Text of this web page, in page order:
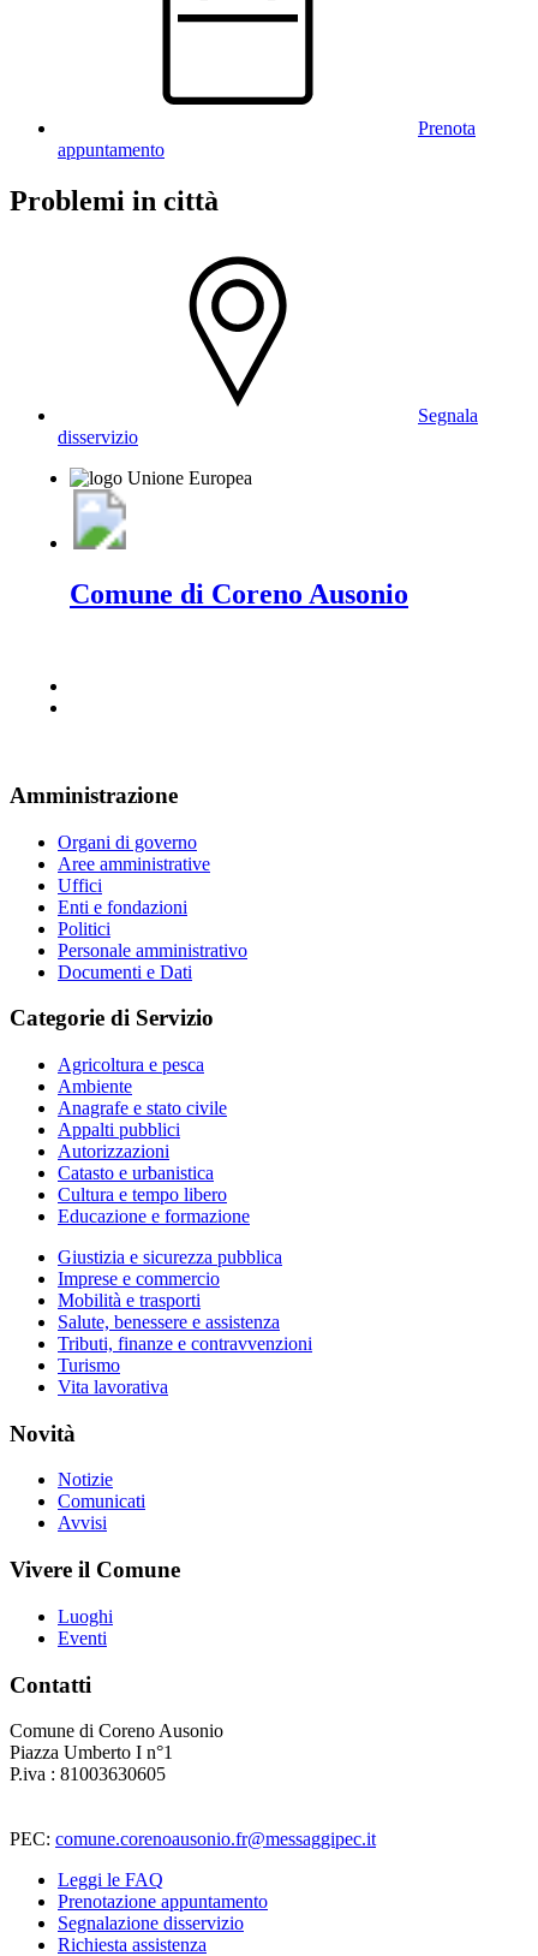
Prenota
appuntamento
Problemi in città
Segnala
disservizio
Comune di Coreno Ausonio
Amministrazione
Organi di governo
Aree amministrative
Uffici
Enti e fondazioni
Politici
Personale amministrativo
Documenti e Dati
Categorie di Servizio
Agricoltura e pesca
Ambiente
Anagrafe e stato civile
Appalti pubblici
Autorizzazioni
Catasto e urbanistica
Cultura e tempo libero
Educazione e formazione
Giustizia e sicurezza pubblica
Imprese e commercio
Mobilità e trasporti
Salute, benessere e assistenza
Tributi, finanze e contravvenzioni
Turismo
Vita lavorativa
Novità
Notizie
Comunicati
Avvisi
Vivere il Comune
Luoghi
Eventi
Contatti
Comune di Coreno Ausonio
Piazza Umberto I n°1
P.iva : 81003630605
PEC: comune.corenoausonio.fr@messaggipec.it
Leggi le FAQ
Prenotazione appuntamento
Segnalazione disservizio
Richiesta assistenza